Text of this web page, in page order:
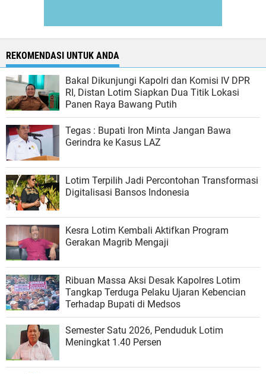
REKOMENDASI UNTUK ANDA
Bakal Dikunjungi Kapolri dan Komisi IV DPR
RI, Distan Lotim Siapkan Dua Titik Lokasi
Panen Raya Bawang Putih
Tegas : Bupati Iron Minta Jangan Bawa
Gerindra ke Kasus LAZ
Lotim Terpilih Jadi Percontohan Transformasi
Digitalisasi Bansos Indonesia
Kesra Lotim Kembali Aktifkan Program
Gerakan Magrib Mengaji
Ribuan Massa Aksi Desak Kapolres Lotim
Tangkap Terduga Pelaku Ujaran Kebencian
Terhadap Bupati di Medsos
Semester Satu 2026, Penduduk Lotim
Meningkat 1.40 Persen